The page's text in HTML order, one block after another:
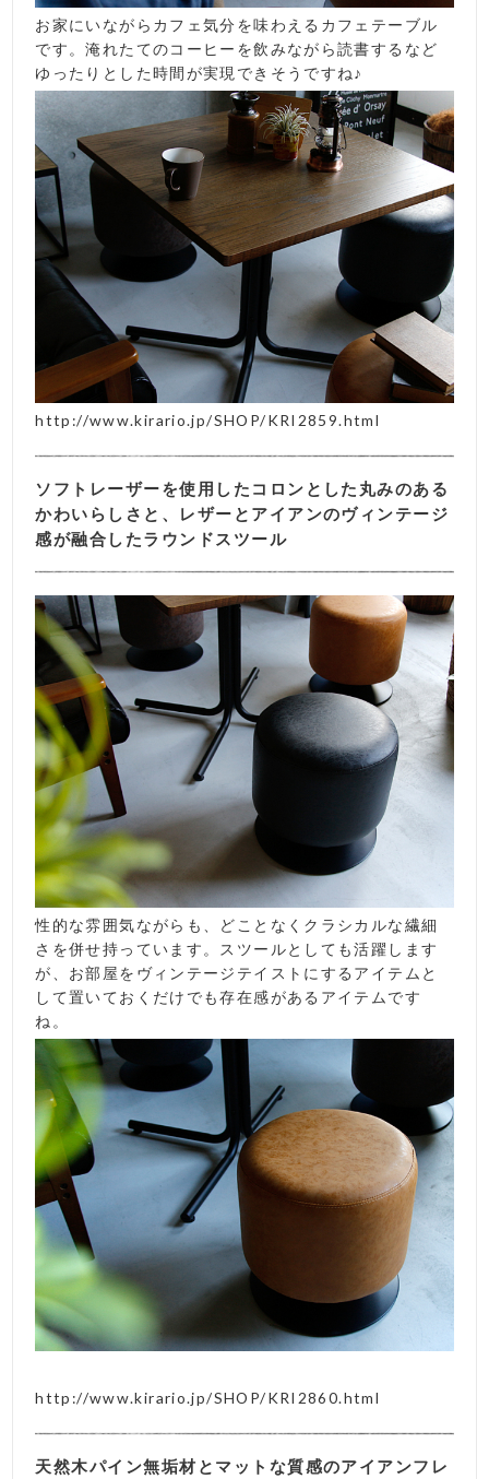
お家にいながらカフェ気分を味わえるカフェテーブル
です。淹れたてのコーヒーを飲みながら読書するなど
ゆったりとした時間が実現できそうですね♪
http://www.kirario.jp/SHOP/KRI2859.html
ソフトレーザーを使用したコロンとした丸みのある
かわいらしさと、レザーとアイアンのヴィンテージ
感が融合したラウンドスツール
性的な雰囲気ながらも、どことなくクラシカルな繊細
さを併せ持っています。スツールとしても活躍します
が、お部屋をヴィンテージテイストにするアイテムと
して置いておくだけでも存在感があるアイテムです
ね。
http://www.kirario.jp/SHOP/KRI2860.html
天然木パイン無垢材とマットな質感のアイアンフレ